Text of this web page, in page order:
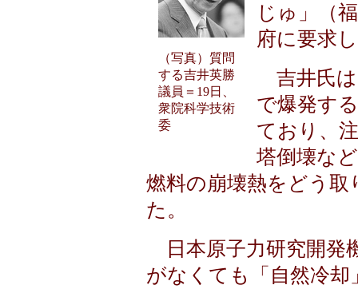
（写真）質問
する吉井英勝
議員＝19日、
衆院科学技術
委
じゅ」（
府に要求
吉井氏は
で爆発す
ており、
塔倒壊な
燃料の崩壊熱をどう
た。
日本原子力研究開発
がなくても「自然冷